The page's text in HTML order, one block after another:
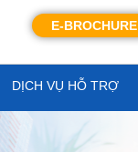
E-BROCHURE
DỊCH VỤ HỖ TRỢ